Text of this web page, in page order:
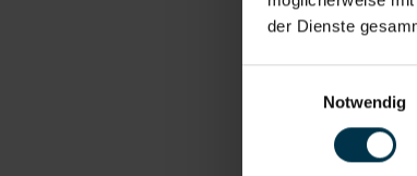
der Dienste
Notwendig